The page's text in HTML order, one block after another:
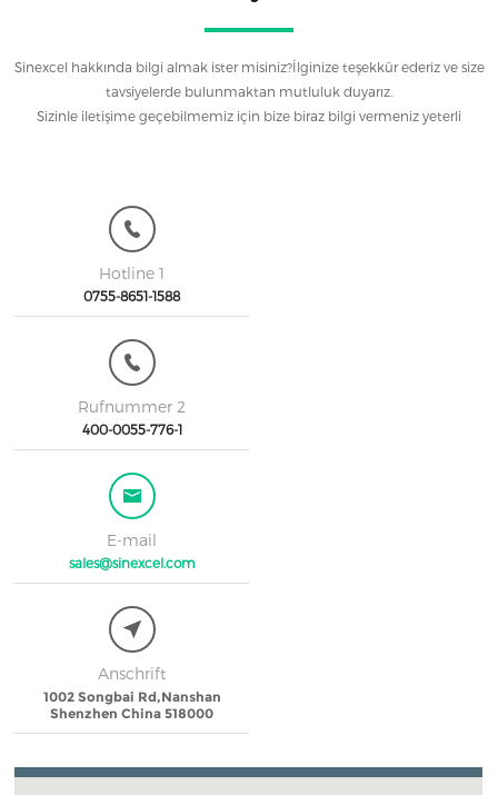
Sinexcel hakkında bilgi almak ister misiniz?İlginize teşekkür ederiz ve size
tavsiyelerde bulunmaktan mutluluk duyarız.
Sizinle iletişime geçebilmemiz için bize biraz bilgi vermeniz yeterli
Hotline 1
0755-8651-1588
Rufnummer 2
400-0055-776-1
E-mail
sales@sinexcel.com
Anschrift
1002 Songbai Rd,Nanshan
Shenzhen China 518000